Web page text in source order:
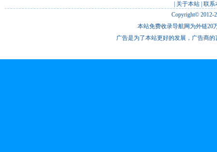
关于本站 联系
Copyright© 2012-
本站免费收录导航网为外链20
广告是为了本站更好的发展，广告商